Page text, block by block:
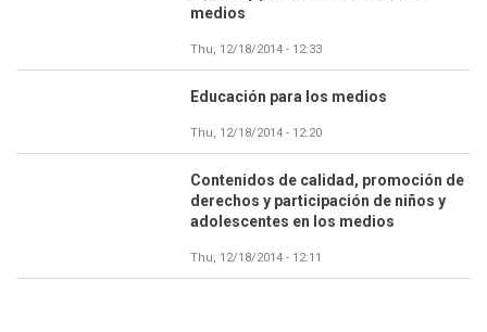
medios
Thu, 12/18/2014 - 12:33
Educación para los medios
Thu, 12/18/2014 - 12:20
Contenidos de calidad, promoción de
derechos y participación de niños y
adolescentes en los medios
Thu, 12/18/2014 - 12:11